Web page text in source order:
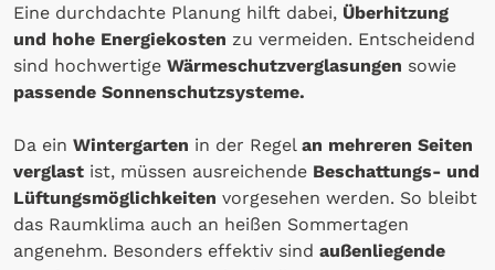
Eine durchdachte Planung hilft dabei, Überhitzung
und hohe Energiekosten zu vermeiden. Entscheidend
sind hochwertige Wärmeschutzverglasungen sowie
passende Sonnenschutzsysteme.
Da ein Wintergarten in der Regel an mehreren Seiten
verglast ist, müssen ausreichende Beschattungs- und
Lüftungsmöglichkeiten vorgesehen werden. So bleibt
das Raumklima auch an heißen Sommertagen
angenehm. Besonders effektiv sind außenliegende